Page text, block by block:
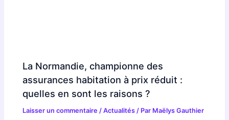
La Normandie, championne des
assurances habitation à prix réduit :
quelles en sont les raisons ?
Laisser un commentaire /Actualités / Par Maëlys Gauthier